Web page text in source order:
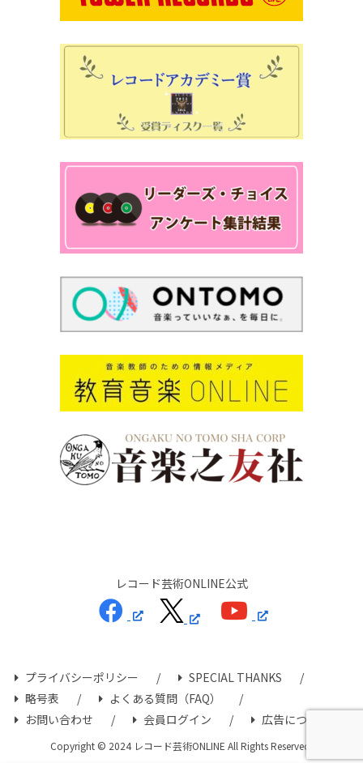
レコード芸術ONLINE公式
プライバシーポリシー
SPECIAL THANKS
略号表
よくある質問（FAQ）
お問い合わせ
会員ログイン 広告について
Copyright © 2024 レコード芸術ONLINE All Rights Reserved.